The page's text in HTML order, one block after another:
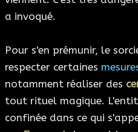
a invoqué.
Pour s'en prémunir, le
respecter certaines
notamment réaliser des
tout rituel magique.
confinée dans ce qui